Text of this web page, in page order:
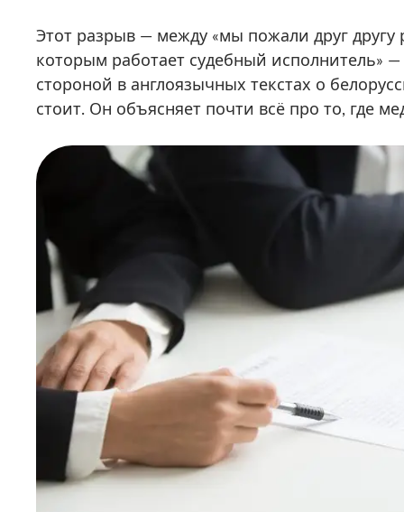
Этот разрыв — между «мы пожали друг другу
которым работает судебный исполнитель»
стороной в англоязычных текстах о
стоит. Он объясняет почти всё про то, где